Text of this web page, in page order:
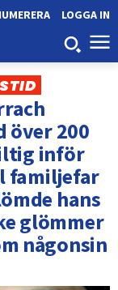
LOGGA IN
över 200
inför
familjefar
hans
glömmer
någonsin